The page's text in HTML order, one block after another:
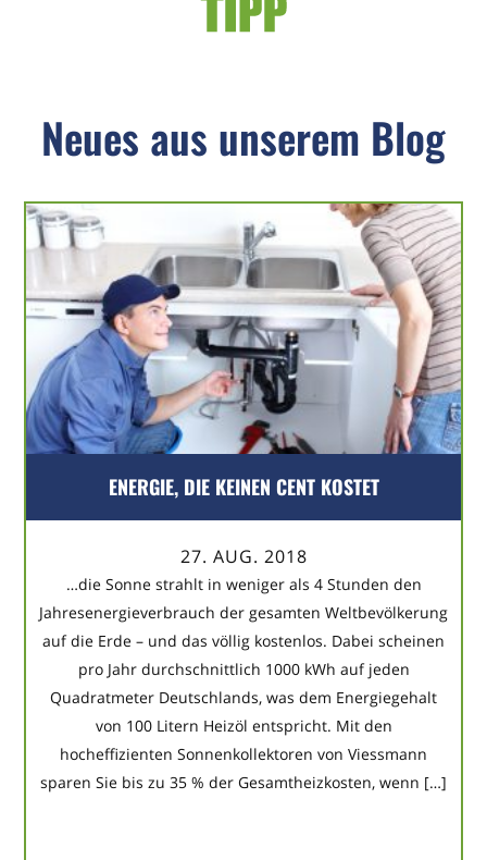
Neues aus unserem Blog
ENERGIE, DIE KEINEN CENT KOSTET
27. AUG. 2018
…die Sonne strahlt in weniger als 4 Stunden den
Jahresenergieverbrauch der gesamten Weltbevölkerung
auf die Erde – und das völlig kostenlos. Dabei scheinen
pro Jahr durchschnittlich 1000 kWh auf jeden
Quadratmeter Deutschlands, was dem Energiegehalt
von 100 Litern Heizöl entspricht. Mit den
hocheffizienten Sonnenkollektoren von Viessmann
sparen Sie bis zu 35 % der Gesamtheizkosten, wenn […]